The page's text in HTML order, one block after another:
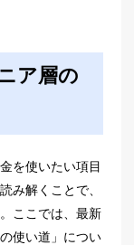
ア層の
を使いたい項目
み解くことで、
ここでは、最新
使い道」につい